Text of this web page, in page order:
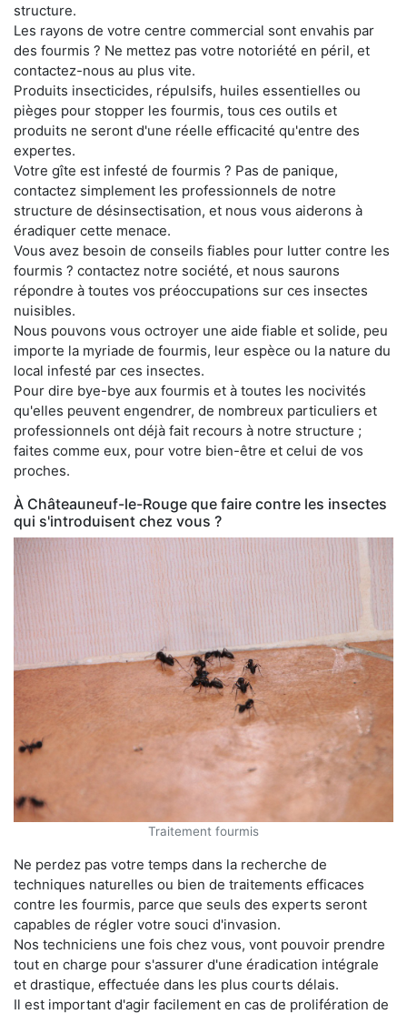
structure.
Les rayons de votre centre commercial sont envahis par
des fourmis ? Ne mettez pas votre notoriété en péril, et
contactez-nous au plus vite.
Produits insecticides, répulsifs, huiles essentielles ou
pièges pour stopper les fourmis, tous ces outils et
produits ne seront d'une réelle efficacité qu'entre des
expertes.
Votre gîte est infesté de fourmis ? Pas de panique,
contactez simplement les professionnels de notre
structure de désinsectisation, et nous vous aiderons à
éradiquer cette menace.
Vous avez besoin de conseils fiables pour lutter contre les
fourmis ? contactez notre société, et nous saurons
répondre à toutes vos préoccupations sur ces insectes
nuisibles.
Nous pouvons vous octroyer une aide fiable et solide, peu
importe la myriade de fourmis, leur espèce ou la nature du
local infesté par ces insectes.
Pour dire bye-bye aux fourmis et à toutes les nocivités
qu'elles peuvent engendrer, de nombreux particuliers et
professionnels ont déjà fait recours à notre structure ;
faites comme eux, pour votre bien-être et celui de vos
proches.
À Châteauneuf-le-Rouge que faire contre les insectes
qui s'introduisent chez vous ?
Traitement fourmis
Ne perdez pas votre temps dans la recherche de
techniques naturelles ou bien de traitements efficaces
contre les fourmis, parce que seuls des experts seront
capables de régler votre souci d'invasion.
Nos techniciens une fois chez vous, vont pouvoir prendre
tout en charge pour s'assurer d'une éradication intégrale
et drastique, effectuée dans les plus courts délais.
Il est important d'agir facilement en cas de prolifération de